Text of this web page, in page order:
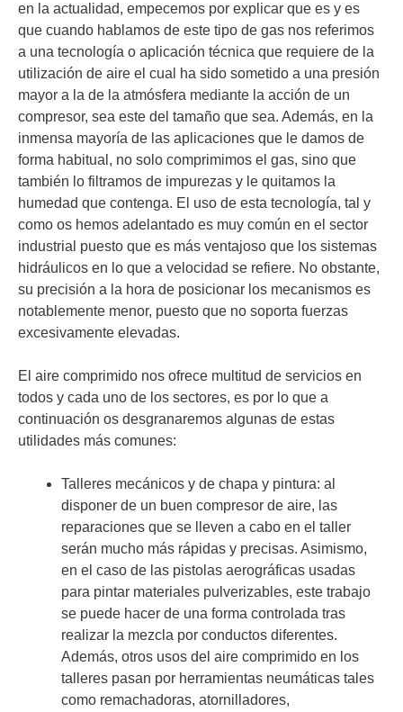
en la actualidad, empecemos por explicar que es y es
que cuando hablamos de este tipo de gas nos referimos
a una tecnología o aplicación técnica que requiere de la
utilización de aire el cual ha sido sometido a una presión
mayor a la de la atmósfera mediante la acción de un
compresor, sea este del tamaño que sea. Además, en la
inmensa mayoría de las aplicaciones que le damos de
forma habitual, no solo comprimimos el gas, sino que
también lo filtramos de impurezas y le quitamos la
humedad que contenga. El uso de esta tecnología, tal y
como os hemos adelantado es muy común en el sector
industrial puesto que es más ventajoso que los sistemas
hidráulicos en lo que a velocidad se refiere. No obstante,
su precisión a la hora de posicionar los mecanismos es
notablemente menor, puesto que no soporta fuerzas
excesivamente elevadas.
El aire comprimido nos ofrece multitud de servicios en
todos y cada uno de los sectores, es por lo que a
continuación os desgranaremos algunas de estas
utilidades más comunes:
Talleres mecánicos y de chapa y pintura: al
disponer de un buen compresor de aire, las
reparaciones que se lleven a cabo en el taller
serán mucho más rápidas y precisas. Asimismo,
en el caso de las pistolas aerográficas usadas
para pintar materiales pulverizables, este trabajo
se puede hacer de una forma controlada tras
realizar la mezcla por conductos diferentes.
Además, otros usos del aire comprimido en los
talleres pasan por herramientas neumáticas tales
como remachadoras, atornilladores,